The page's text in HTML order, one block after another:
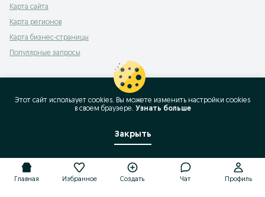
Карта сайта
Карта регионов
Карта бизнес-страницы
Популярные запросы
Главная Избранное Создать Чат Профиль
Этот сайт использует cookies. Вы можете изменить настройки cookies
в своeм браузере. Узнать больше
Закрыть